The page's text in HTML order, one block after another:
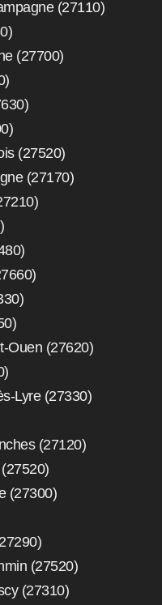
(27110)
(27700)
(27520)
(27170)
Ouen (27620)
Lyre (27330)
(27120)
(27300)
(27520)
(27310)